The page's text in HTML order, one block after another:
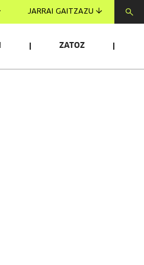
JARRAI GAITZAZU
ZATOZ